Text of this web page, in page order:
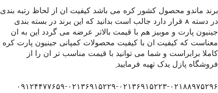
برند ماندو محصول کشور کره می باشد کیفیت ان از لحاظ رتبه بندی
در دسته A قرار دارد جالب است بدانید که این برند در بسته بندی
جینیون پارت و موبیز هم با قیمت بالاتر عرضه می گردد این به ان
معناست که کیفیت ان با کیفیت محصولات کمپانی جینیون پارت کره
کاملا برابراست و شما می توانید با قیمت مناسب تر ان را از
فروشگاه پازل یدک تهیه فرمایید.
۰۹۱۲۴۴۷۷۶۵۹-۰۲۱۳۶۹۱۵۲۲۹-۰۲۱۳۶۹۱۵۲۲۳-۰۲۱۸۸۹۷۵۲۹۶